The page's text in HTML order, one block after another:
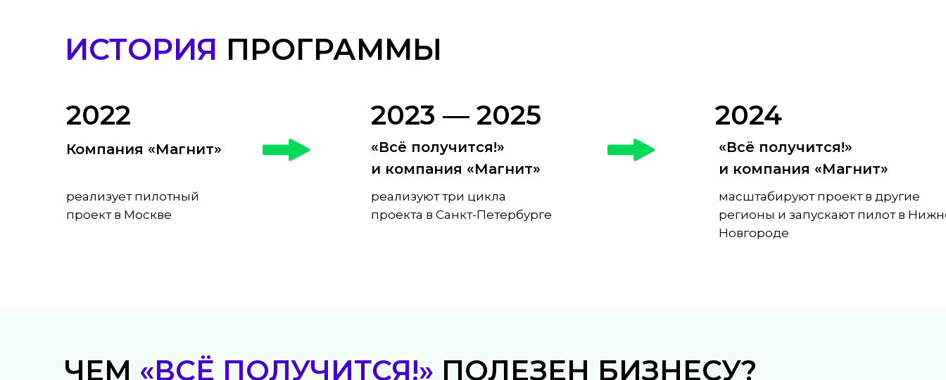
ИСТОРИЯ ПРОГРАММЫ
реализуют три цикла
проекта в Санкт-Петербурге
2023 — 2025
«Всё получится!»
и компания «Магнит»
масштабируют проект в другие
регионы и запускают пилот в
Новгороде
2024
«Всё получится!»
и компания «Магнит»
реализует пилотный
проект в Москве
2022
Компания «Магнит»
ЧЕМ «ВСЁ ПОЛУЧИТСЯ!» ПОЛЕЗЕН БИЗНЕСУ?